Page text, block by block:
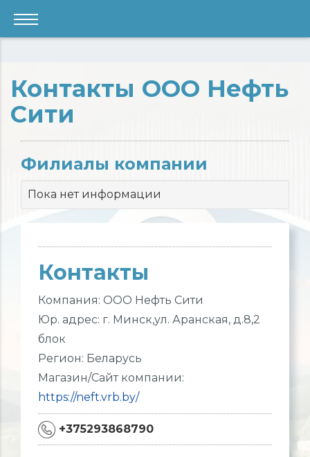
Контакты ООО Нефть
Сити
Филиалы компании
Пока нет информации
Контакты
Компания: ООО Нефть Сити
Юр. адрес: г. Минск,ул. Аранская, д.8,2
блок
Регион: Беларусь
Магазин/Сайт компании:
https://neft.vrb.by/
+375293868790